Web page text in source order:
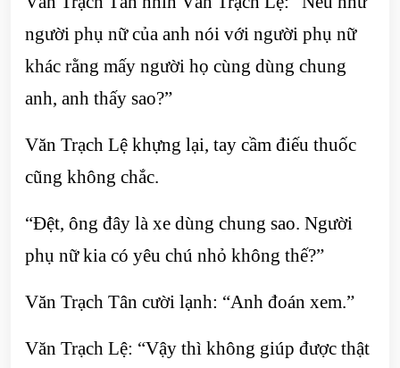
người phụ nữ của anh nói với người phụ nữ
khác rằng mấy người họ cùng dùng chung
anh, anh thấy sao?”
Văn Trạch Lệ khựng lại, tay cầm điếu thuốc
cũng không chắc.
“Đệt, ông đây là xe dùng chung sao. Người
phụ nữ kia có yêu chú nhỏ không thế?”
Văn Trạch Tân cười lạnh: “Anh đoán xem.”
Văn Trạch Lệ: “Vậy thì không giúp được thật